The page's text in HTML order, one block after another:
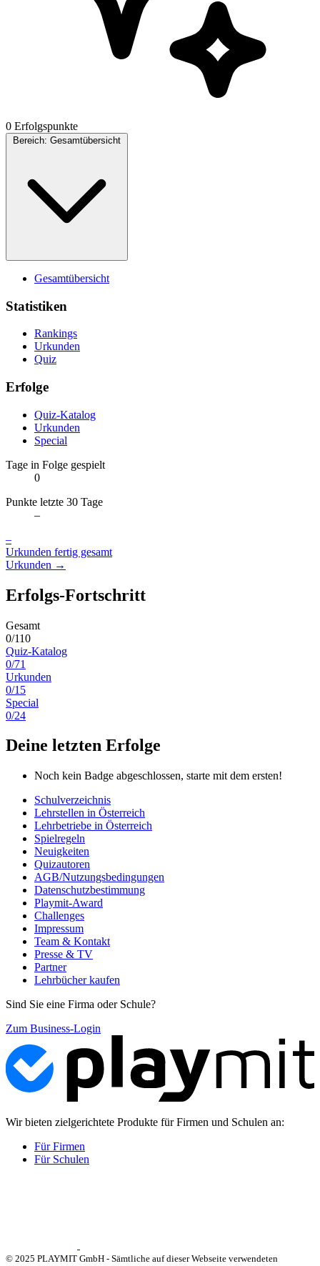
0 Erfolgspunkte
Bereich: Gesamtübersicht
Gesamtübersicht
Statistiken
Rankings
Urkunden
Quiz
Erfolge
Quiz-Katalog
Urkunden
Special
Tage in Folge gespielt
0
Punkte letzte 30 Tage
–
–
Urkunden fertig gesamt
Urkunden →
Erfolgs-Fortschritt
Gesamt
0/110
Quiz-Katalog
0/71
Urkunden
0/15
Special
0/24
Deine letzten Erfolge
Noch kein Badge abgeschlossen, starte mit dem ersten!
Schulverzeichnis
Lehrstellen in Österreich
Lehrbetriebe in Österreich
Spielregeln
Neuigkeiten
Quizautoren
AGB/Nutzungsbedingungen
Datenschutzbestimmung
Playmit-Award
Challenges
Impressum
Team & Kontakt
Presse & TV
Partner
Lehrbücher kaufen
Sind Sie eine Firma oder Schule?
Zum Business-Login
Wir bieten zielgerichtete Produkte für Firmen und Schulen an:
Für Firmen
Für Schulen
© 2025 PLAYMIT GmbH - Sämtliche auf dieser Webseite verwendeten